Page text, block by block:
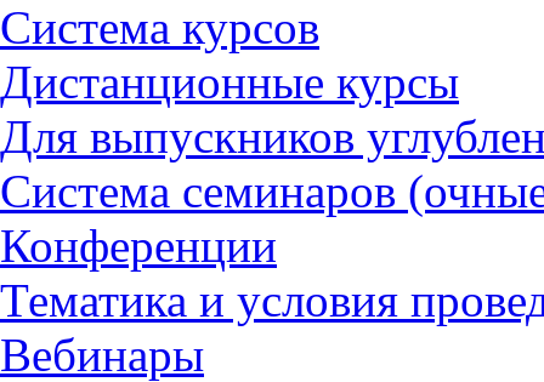
Система курсов
Дистанционные курсы
Для выпускников
Система семинаров
Конференции
Тематика и условия
Вебинары